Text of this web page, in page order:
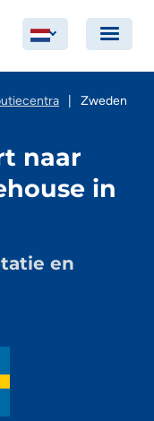
Zweden
naar
in
en